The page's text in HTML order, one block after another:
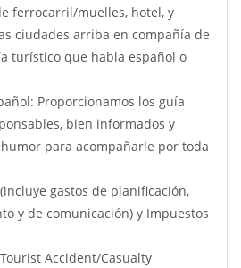
ferrocarril/muelles, hotel, y
ciudades arriba en compañía de
turístico que habla español o
Proporcionamos los guía
bien informados y
para acompañarle por toda
gastos de planificación,
y de comunicación) y Impuestos
Accident/Casualty